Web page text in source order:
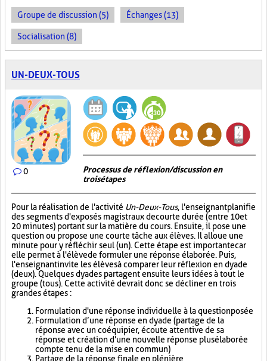
Groupe de discussion (5) Échanges (13)
Socialisation (8)
UN-DEUX-TOUS
0
Processus de réflexion/discussion en
trois étapes
Pour la réalisation de l'activité Un-Deux-Tous, l'enseignant planifie
des segments d'exposés magistraux de courte durée (entre 10 et
20 minutes) portant sur la matière du cours. Ensuite, il pose une
question ou propose une courte tâche aux élèves. Il alloue une
minute pour y réfléchir seul (un). Cette étape est importante car
elle permet à l'élève de formuler une réponse élaborée. Puis,
l'enseignant invite les élèves à comparer leur réflexion en dyade
(deux). Quelques dyades partagent ensuite leurs idées à tout le
groupe (tous). Cette activité devrait donc se décliner en trois
grandes étapes :
Formulation d'une réponse individuelle à la question posée
Formulation d’une réponse en dyade (partage de la
réponse avec un coéquipier, écoute attentive de sa
réponse et création d'une nouvelle réponse plus élaborée
compte tenu de la mise en commun)
Partage de la réponse finale en plénière